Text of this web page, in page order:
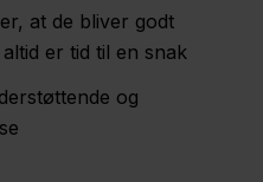
at de bliver godt
er tid til en snak
og